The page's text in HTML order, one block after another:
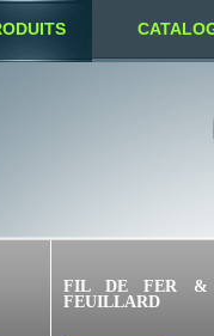
FIL DE FER &
FEUILLARD